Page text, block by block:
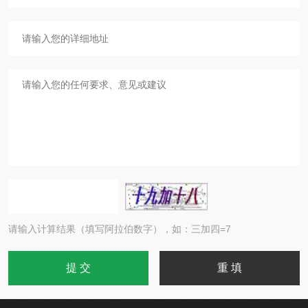
请输入计算结果（填写阿拉伯数字），如：三加四=7